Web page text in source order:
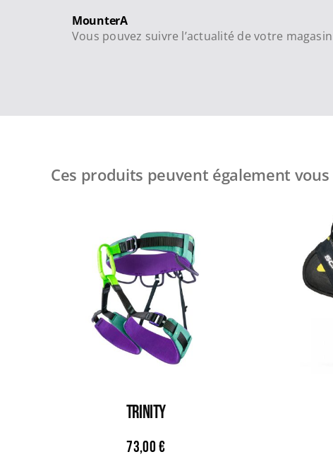
MounterA
Vous pouvez suivre l’actualité de votre
Ces produits peuvent également
TRINITY
73,00€